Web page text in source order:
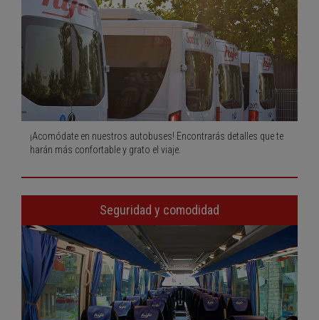
¡Acomódate en nuestros autobuses! Encontrarás detalles que te
harán más confortable y grato el viaje.
Seguridad y comodidad